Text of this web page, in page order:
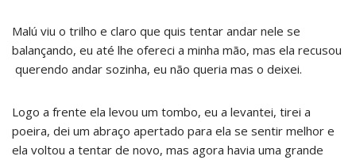
Malú viu o trilho e claro que quis tentar andar nele se
balançando, eu até lhe ofereci a minha mão, mas ela recusou
querendo andar sozinha, eu não queria mas o deixei.
Logo a frente ela levou um tombo, eu a levantei, tirei a
poeira, dei um abraço apertado para ela se sentir melhor e
ela voltou a tentar de novo, mas agora havia uma grande